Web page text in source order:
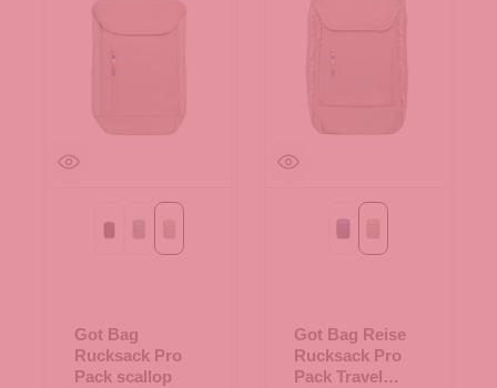
Blackmonochrome marlin
Got Bag
Rucksack Pro
Pack scallop
ocean blue
Got Bag Reise
Rucksack Pro
Pack Travel